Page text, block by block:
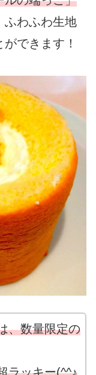
ふわふわ生地
できます！
、数量限定の
ラッキー(^^♪